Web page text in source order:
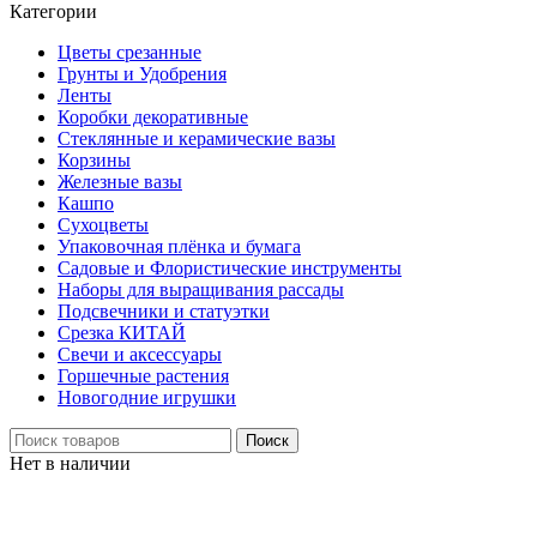
Категории
Цветы срезанные
Грунты и Удобрения
Ленты
Коробки декоративные
Стеклянные и керамические вазы
Корзины
Железные вазы
Кашпо
Сухоцветы
Упаковочная плёнка и бумага
Садовые и Флористические инструменты
Наборы для выращивания рассады
Подсвечники и статуэтки
Срезка КИТАЙ
Свечи и аксессуары
Горшечные растения
Новогодние игрушки
Поиск
Нет в наличии